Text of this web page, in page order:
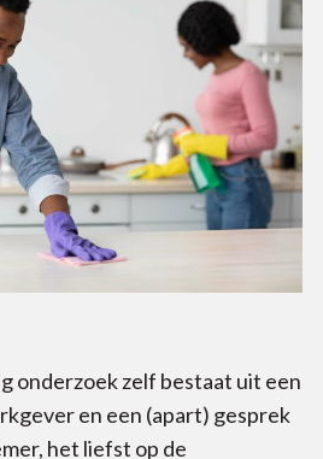
onderzoek zelf bestaat uit een
en een (apart) gesprek
het liefst op de